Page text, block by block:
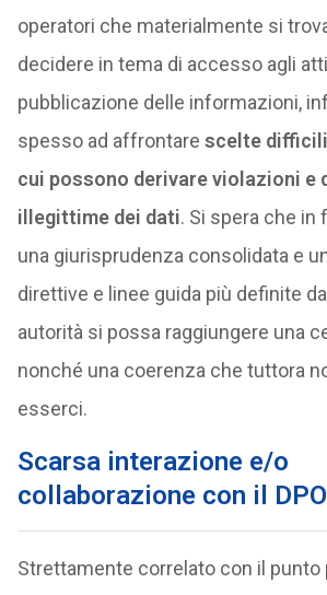
operatori che materialmente si
decidere in tema di accesso agli
pubblicazione delle informazioni,
spesso ad affrontare scelte
cui possono derivare violazioni e
illegittime dei dati. Si spera che in
una giurisprudenza consolidata e
direttive e linee guida più definite
autorità si possa raggiungere una
nonché una coerenza che tuttora
esserci.
Scarsa interazione e/o
collaborazione con il DPO
Strettamente correlato con il punto